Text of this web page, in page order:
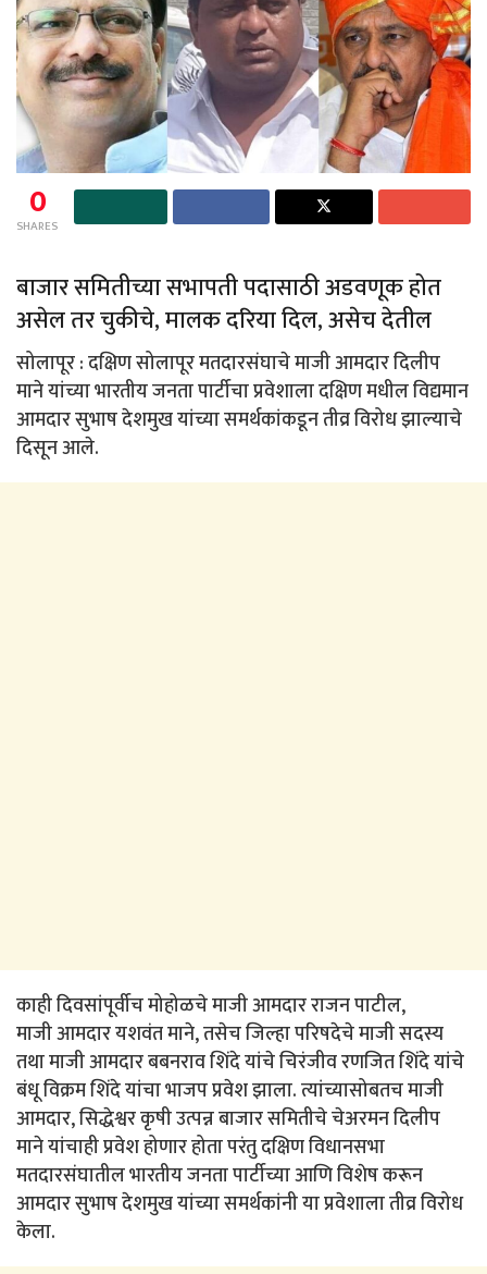
0
SHARES
बाजार समितीच्या सभापती पदासाठी अडवणूक होत
असेल तर चुकीचे, मालक दरिया दिल, असेच देतील
सोलापूर : दक्षिण सोलापूर मतदारसंघाचे माजी आमदार दिलीप
माने यांच्या भारतीय जनता पार्टीचा प्रवेशाला दक्षिण मधील विद्यमान
आमदार सुभाष देशमुख यांच्या समर्थकांकडून तीव्र विरोध झाल्याचे
दिसून आले.
काही दिवसांपूर्वीच मोहोळचे माजी आमदार राजन पाटील,
माजी आमदार यशवंत माने, तसेच जिल्हा परिषदेचे माजी सदस्य
तथा माजी आमदार बबनराव शिंदे यांचे चिरंजीव रणजित शिंदे यांचे
बंधू विक्रम शिंदे यांचा भाजप प्रवेश झाला. त्यांच्यासोबतच माजी
आमदार, सिद्धेश्वर कृषी उत्पन्न बाजार समितीचे चेअरमन दिलीप
माने यांचाही प्रवेश होणार होता परंतु दक्षिण विधानसभा
मतदारसंघातील भारतीय जनता पार्टीच्या आणि विशेष करून
आमदार सुभाष देशमुख यांच्या समर्थकांनी या प्रवेशाला तीव्र विरोध
केला.